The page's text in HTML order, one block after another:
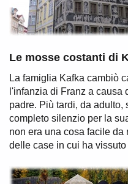
Le mosse costanti di
La famiglia Kafka cambiò
l'infanzia di Franz a causa
padre. Più tardi, da adulto,
completo silenzio per la
non era una cosa facile da
delle case in cui ha